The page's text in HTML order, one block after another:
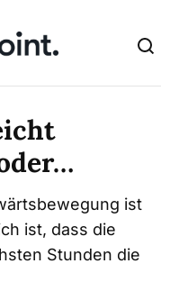
ist
ist, dass die
Stunden die